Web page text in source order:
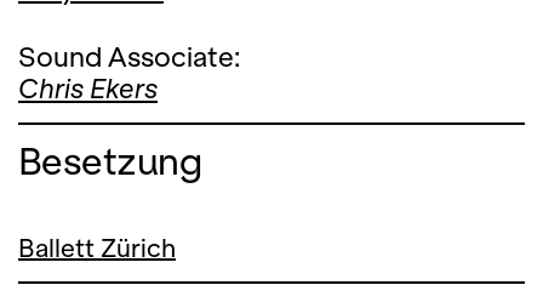
Sound Associate:
Chris Ekers
Besetzung
Ballett Zürich